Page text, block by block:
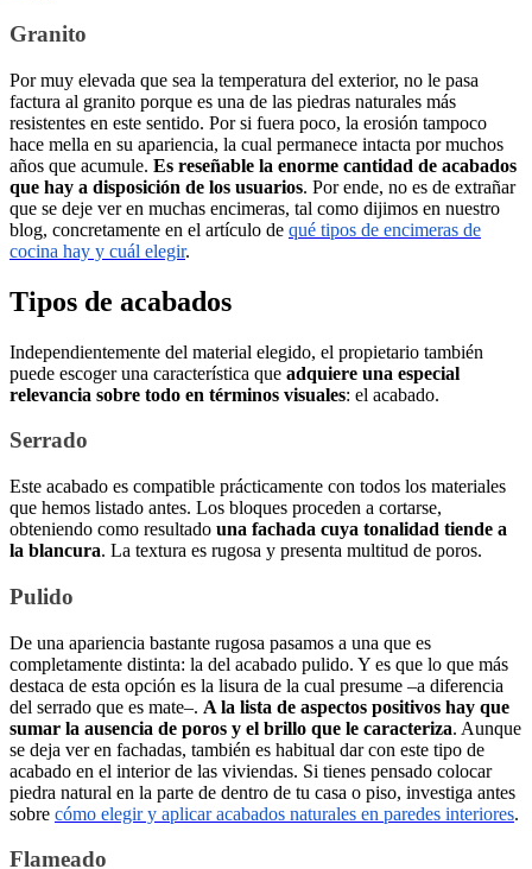
Granito
Por muy elevada que sea la temperatura del exterior, no le pasa
factura al granito porque es una de las piedras naturales más
resistentes en este sentido. Por si fuera poco, la erosión tampoco
hace mella en su apariencia, la cual permanece intacta por muchos
años que acumule. Es reseñable la enorme cantidad de acabados
que hay a disposición de los usuarios. Por ende, no es de extrañar
que se deje ver en muchas encimeras, tal como dijimos en nuestro
blog, concretamente en el artículo de qué tipos de encimeras de
cocina hay y cuál elegir.
Tipos de acabados
Independientemente del material elegido, el propietario también
puede escoger una característica que adquiere una especial
relevancia sobre todo en términos visuales: el acabado.
Serrado
Este acabado es compatible prácticamente con todos los materiales
que hemos listado antes. Los bloques proceden a cortarse,
obteniendo como resultado una fachada cuya tonalidad tiende a
la blancura. La textura es rugosa y presenta multitud de poros.
Pulido
De una apariencia bastante rugosa pasamos a una que es
completamente distinta: la del acabado pulido. Y es que lo que más
destaca de esta opción es la lisura de la cual presume –a diferencia
del serrado que es mate–. A la lista de aspectos positivos hay que
sumar la ausencia de poros y el brillo que le caracteriza. Aunque
se deja ver en fachadas, también es habitual dar con este tipo de
acabado en el interior de las viviendas. Si tienes pensado colocar
piedra natural en la parte de dentro de tu casa o piso, investiga antes
sobre cómo elegir y aplicar acabados naturales en paredes interiores.
Flameado